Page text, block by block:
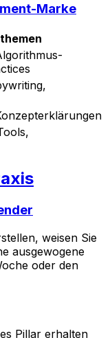
Marke
weisen Sie
ausgewogene
oder den
Pillar erhalten